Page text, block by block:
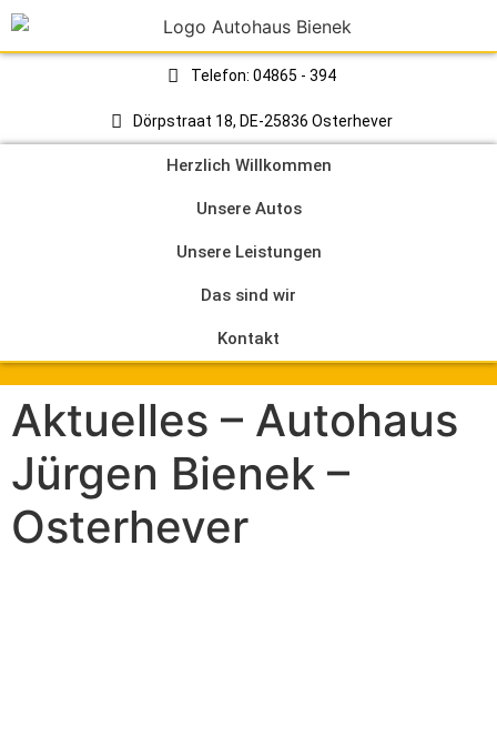
Telefon: 04865 - 394
Dörpstraat 18, DE-25836 Osterhever
Herzlich Willkommen
Unsere Autos
Unsere Leistungen
Das sind wir
Kontakt
Aktuelles – Autohaus
Jürgen Bienek –
Osterhever